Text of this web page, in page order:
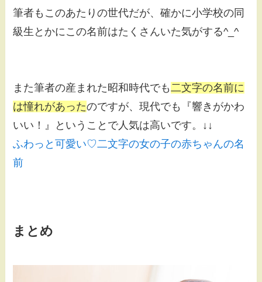
筆者もこのあたりの世代だが、確かに小学校の同
級生とかにこの名前はたくさんいた気がする^_^
また筆者の産まれた昭和時代でも二文字の名前に
は憧れがあったのですが、現代でも『響きがかわ
いい！』ということで人気は高いです。↓↓
ふわっと可愛い♡二文字の女の子の赤ちゃんの名
前
まとめ